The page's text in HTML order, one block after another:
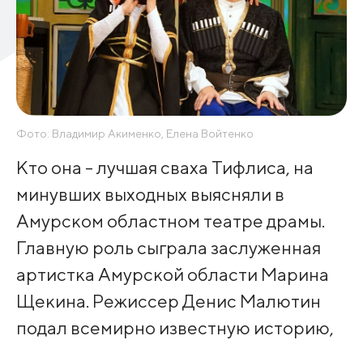
Фото: Владимир Акименко, Елена Войтенко
Кто она - лучшая сваха Тифлиса, на
минувших выходных выясняли в
Амурском областном театре драмы.
Главную роль сыграла заслуженная
артистка Амурской области Марина
Щекина. Режиссер Денис Малютин
подал всемирно известную историю,